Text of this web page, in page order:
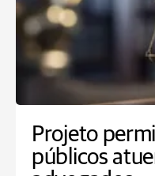
Projeto
públicos